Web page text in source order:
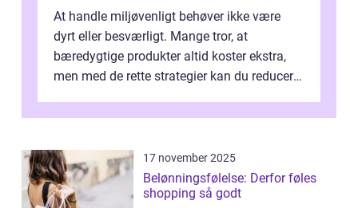
At handle miljøvenligt behøver ikke være
dyrt eller besværligt. Mange tror, at
bæredygtige produkter altid koster ekstra,
men med de rette strategier kan du reducere
17 november 2025
Belønningsfølelse: Derfor føles
shopping så godt